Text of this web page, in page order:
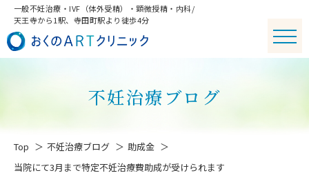
一般不妊治療・IVF（体外受精）・顕微授精・内科/
天王寺から1駅、寺田町駅より徒歩4分
不妊治療ブログ
Top 不妊治療ブログ
助成金
当院にて3月まで特定不妊治療費助成が受けられます